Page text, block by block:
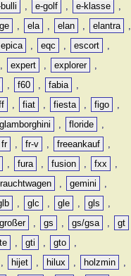
, e-golf , e-klasse
,
, ela , elan , elantra
,
epica , eqc , escort
,
, expert , explorer
,
, f60 , fabia
,
, fiat , fiesta , figo
,
, floride
,
fr , fr-v , freeankauf
,
, fura , fusion , fxx
,
, gemini
,
, glc , gle , gls
,
großer , gs , gs/gsa ,
gt
, gti , gto
,
, hijet , hilux , holzmin
,